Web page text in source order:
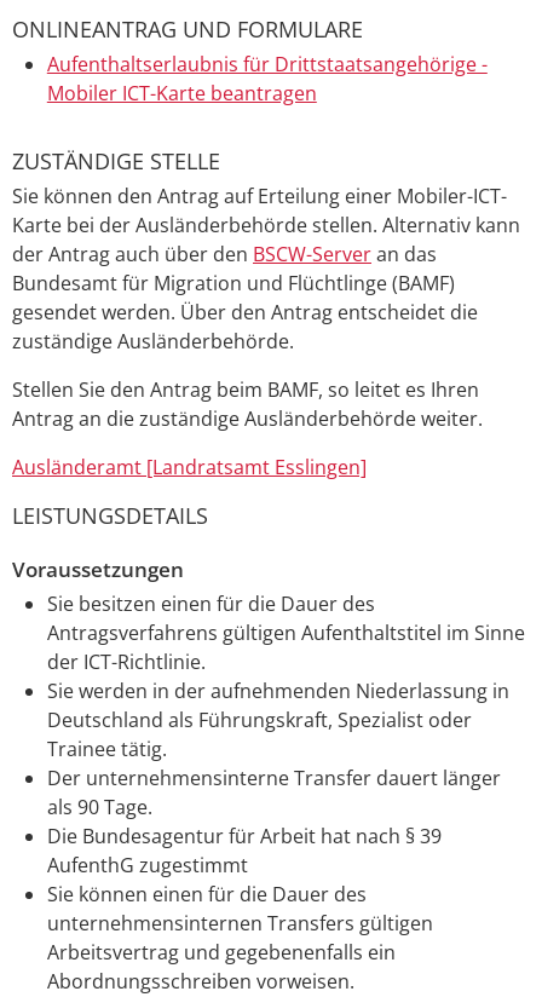
ONLINEANTRAG UND FORMULARE
Aufenthaltserlaubnis für Drittstaatsangehörige -
Mobiler ICT-Karte beantragen
ZUSTÄNDIGE STELLE
Sie können den Antrag auf Erteilung einer Mobiler-ICT-
Karte bei der Ausländerbehörde stellen. Alternativ kann
der Antrag auch über den BSCW-Serveran das
Bundesamt für Migration und Flüchtlinge (BAMF)
gesendet werden. Über den Antrag entscheidet die
zuständige Ausländerbehörde.
Stellen Sie den Antrag beim BAMF, so leitet es Ihren
Antrag an die zuständige Ausländerbehörde weiter.
Ausländeramt [Landratsamt Esslingen]
LEISTUNGSDETAILS
Voraussetzungen
Sie besitzen einen für die Dauer des
Antragsverfahrens gültigen Aufenthaltstitel im Sinne
der ICT-Richtlinie.
Sie werden in der aufnehmenden Niederlassung in
Deutschland als Führungskraft, Spezialist oder
Trainee tätig.
Der unternehmensinterne Transfer dauert länger
als 90 Tage.
Die Bundesagentur für Arbeit hat nach § 39
AufenthG zugestimmt
Sie können einen für die Dauer des
unternehmensinternen Transfers gültigen
Arbeitsvertrag und gegebenenfalls ein
Abordnungsschreiben vorweisen.